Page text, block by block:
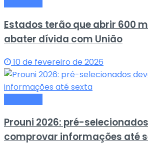
Estados terão que abrir 600
abater dívida com União
10 de fevereiro de 2026
Prouni 2026: pré-
comprovar informações até